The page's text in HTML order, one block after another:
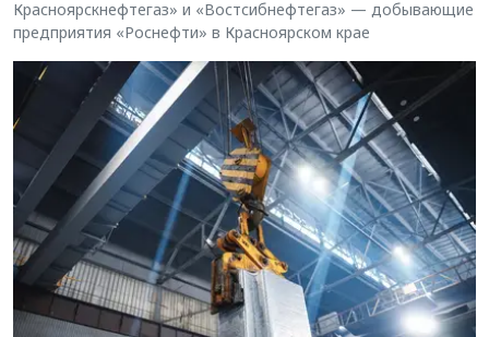
Красноярскнефтегаз» и «Востсибнефтегаз» — добывающие
предприятия «Роснефти» в Красноярском крае